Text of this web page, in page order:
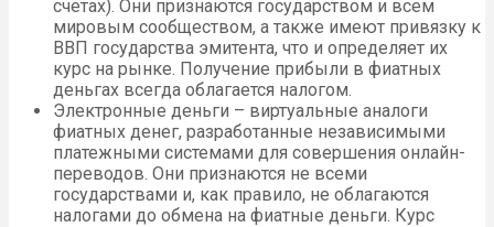
счетах). Они признаются государством и всем
мировым сообществом, а также имеют привязку к
ВВП государства эмитента, что и определяет их
курс на рынке. Получение прибыли в фиатных
деньгах всегда облагается налогом.
Электронные деньги – виртуальные аналоги
фиатных денег, разработанные независимыми
платежными системами для совершения онлайн-
переводов. Они признаются не всеми
государствами и, как правило, не облагаются
налогами до обмена на фиатные деньги. Курс